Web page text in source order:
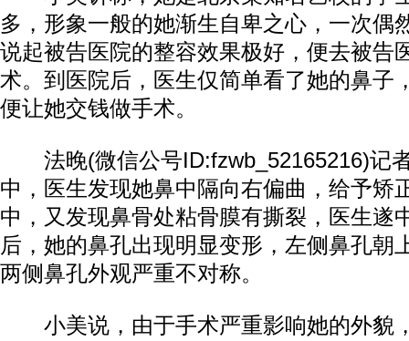
多，形象一般的她渐生自卑之心，一次偶
说起被告医院的整容效果极好，便去被告
术。到医院后，医生仅简单看了她的鼻子
便让她交钱做手术。
法晚(微信公号ID:fzwb_52165216)记
中，医生发现她鼻中隔向右偏曲，给予矫
中，又发现鼻骨处粘骨膜有撕裂，医生遂
后，她的鼻孔出现明显变形，左侧鼻孔朝
两侧鼻孔外观严重不对称。
小美说，由于手术严重影响她的外貌